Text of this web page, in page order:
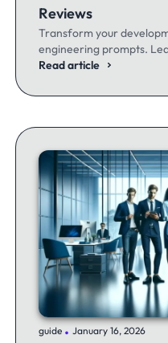
Reviews
Transform your
engineering prompts.
optimize code, and build
Read article
guide .January 16, 2026